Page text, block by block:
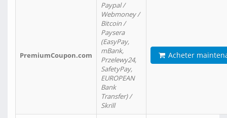
PremiumCoupon.com
Paypal /
Webmoney /
Bitcoin /
Paysera
(EasyPay,
mBank,
Przelewy24,
SafetyPay,
EUROPEAN
Bank
Transfer) /
Skrill
Acheter